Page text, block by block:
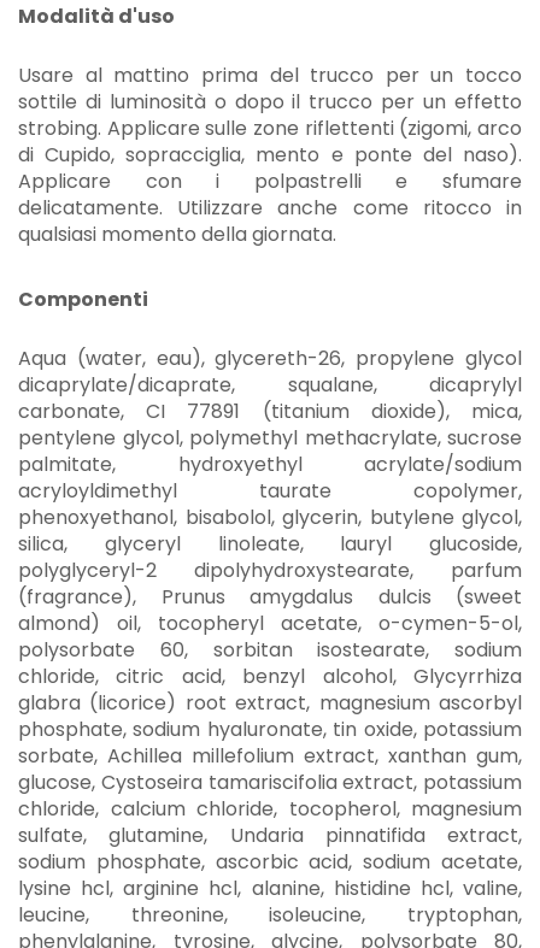
Modalità d'uso
Usare al mattino prima del trucco per un tocco
sottile di luminosità o dopo il trucco per un effetto
strobing. Applicare sulle zone riflettenti (zigomi, arco
di Cupido, sopracciglia, mento e ponte del naso).
Applicare con i polpastrelli e sfumare
delicatamente. Utilizzare anche come ritocco in
qualsiasi momento della giornata.
Componenti
Aqua (water, eau), glycereth-26, propylene glycol
dicaprylate/dicaprate, squalane, dicaprylyl
carbonate, CI 77891 (titanium dioxide), mica,
pentylene glycol, polymethyl methacrylate, sucrose
palmitate, hydroxyethyl acrylate/sodium
acryloyldimethyl taurate copolymer,
phenoxyethanol, bisabolol, glycerin, butylene glycol,
silica, glyceryl linoleate, lauryl glucoside,
polyglyceryl-2 dipolyhydroxystearate, parfum
(fragrance), Prunus amygdalus dulcis (sweet
almond) oil, tocopheryl acetate, o-cymen-5-ol,
polysorbate 60, sorbitan isostearate, sodium
chloride, citric acid, benzyl alcohol, Glycyrrhiza
glabra (licorice) root extract, magnesium ascorbyl
phosphate, sodium hyaluronate, tin oxide, potassium
sorbate, Achillea millefolium extract, xanthan gum,
glucose, Cystoseira tamariscifolia extract, potassium
chloride, calcium chloride, tocopherol, magnesium
sulfate, glutamine, Undaria pinnatifida extract,
sodium phosphate, ascorbic acid, sodium acetate,
lysine hcl, arginine hcl, alanine, histidine hcl, valine,
leucine, threonine, isoleucine, tryptophan,
phenylalanine, tyrosine, glycine, polysorbate 80,